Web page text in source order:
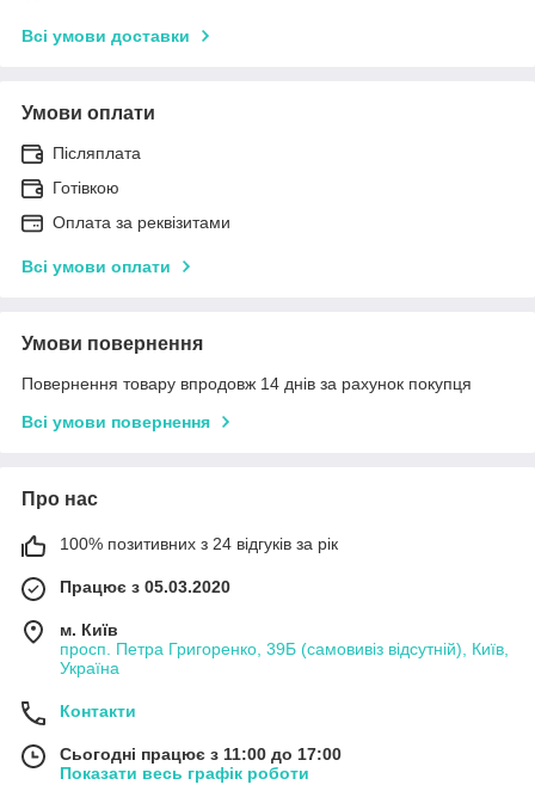
Всі умови доставки
Умови оплати
Післяплата
Готівкою
Оплата за реквізитами
Всі умови оплати
Умови повернення
Повернення товару впродовж 14 днів за рахунок покупця
Всі умови повернення
Про нас
100% позитивних з 24 відгуків за рік
Працює з 05.03.2020
м. Київ
просп. Петра Григоренко, 39Б (самовивіз відсутній), Київ,
Україна
Контакти
Сьогодні працює з 11:00 до 17:00
Показати весь графік роботи